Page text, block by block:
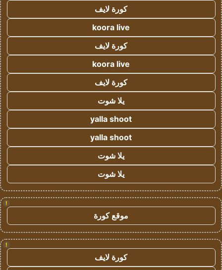
كورة لايف
koora live
كورة لايف
koora live
كورة لايف
يلا شوت
yalla shoot
yalla shoot
يلا شوت
يلا شوت
!
موقع كورة
!
كورة لايف